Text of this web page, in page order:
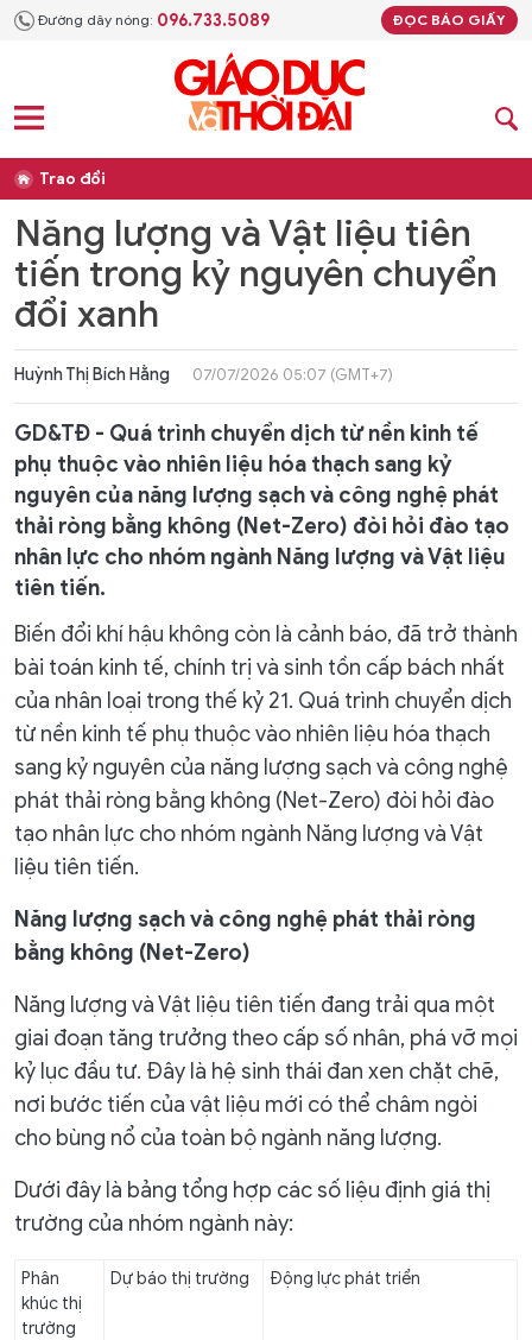
Đường dây nóng: 096.733.5089 ĐỌC BÁO GIẤY
Trao đổi
Năng lượng và Vật liệu tiên
tiến trong kỷ nguyên chuyển
đổi xanh
Huỳnh Thị Bích Hằng 07/07/2026 05:07 (GMT+7)
GD&TĐ - Quá trình chuyển dịch từ nền kinh tế
phụ thuộc vào nhiên liệu hóa thạch sang kỷ
nguyên của năng lượng sạch và công nghệ phát
thải ròng bằng không (Net-Zero) đòi hỏi đào tạo
nhân lực cho nhóm ngành Năng lượng và Vật liệu
tiên tiến.
Biến đổi khí hậu không còn là cảnh báo, đã trở thành
bài toán kinh tế, chính trị và sinh tồn cấp bách nhất
của nhân loại trong thế kỷ 21. Quá trình chuyển dịch
từ nền kinh tế phụ thuộc vào nhiên liệu hóa thạch
sang kỷ nguyên của năng lượng sạch và công nghệ
phát thải ròng bằng không (Net-Zero) đòi hỏi đào
tạo nhân lực cho nhóm ngành Năng lượng và Vật
liệu tiên tiến.
Năng lượng sạch và công nghệ phát thải ròng
bằng không (Net-Zero)
Năng lượng và Vật liệu tiên tiến đang trải qua một
giai đoạn tăng trưởng theo cấp số nhân, phá vỡ mọi
kỷ lục đầu tư. Đây là hệ sinh thái đan xen chặt chẽ,
nơi bước tiến của vật liệu mới có thể châm ngòi
cho bùng nổ của toàn bộ ngành năng lượng.
Dưới đây là bảng tổng hợp các số liệu định giá thị
trường của nhóm ngành này:
Phân
khúc thị
trường
Dự báo thị trường Động lực phát triển